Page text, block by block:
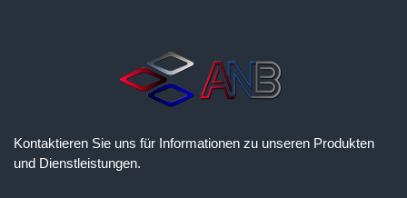
Kontaktieren Sie uns für Informationen zu unseren Produkten
und Dienstleistungen.